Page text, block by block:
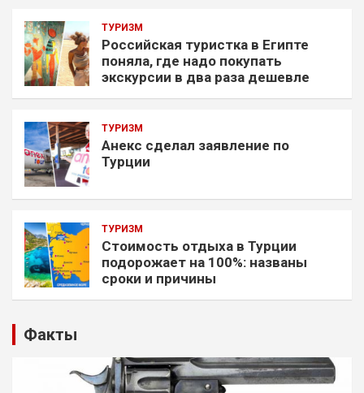
ТУРИЗМ
Российская туристка в Египте
поняла, где надо покупать
экскурсии в два раза дешевле
ТУРИЗМ
Анекс сделал заявление по
Турции
ТУРИЗМ
Стоимость отдыха в Турции
подорожает на 100%: названы
сроки и причины
Факты